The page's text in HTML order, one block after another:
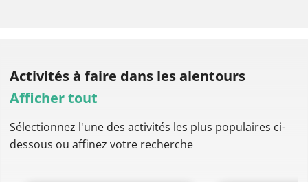
Activités à faire dans les alentours
Afficher tout
Sélectionnez l'une des activités les plus populaires ci-
dessous ou affinez votre recherche